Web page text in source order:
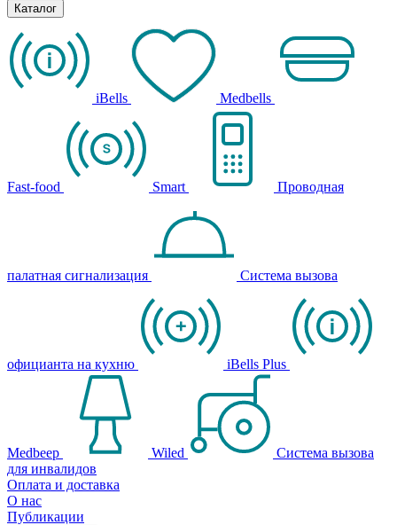
Каталог
iBells Medbells
Fast-food Smart Проводная
палатная сигнализация Система вызова
официанта на кухню iBells Plus
Medbeep Wiled
Система вызова
для инвалидов
Оплата и доставка
О нас
Публикации